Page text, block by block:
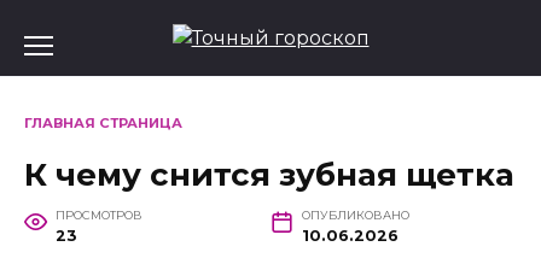
содержанию
ГЛАВНАЯ СТРАНИЦА
К чему снится зубная щетка
ПРОСМОТРОВ
23
ОПУБЛИКОВАНО
10.06.2026